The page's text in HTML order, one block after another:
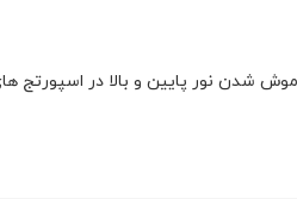
شدن نور پایین و بالا در اسپورتج